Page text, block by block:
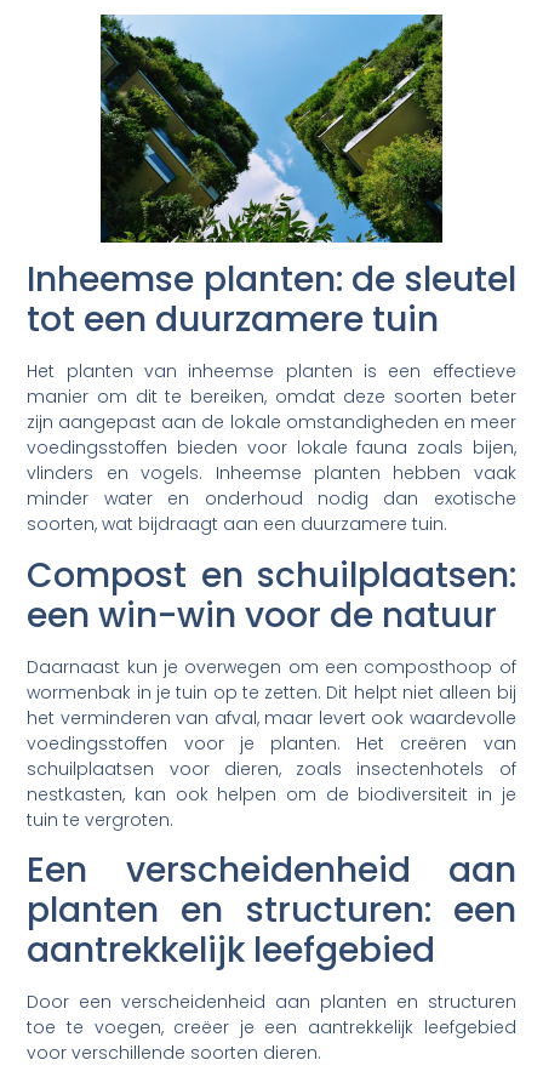
Inheemse planten: de sleutel
tot een duurzamere tuin
Het planten van inheemse planten is een effectieve
manier om dit te bereiken, omdat deze soorten beter
zijn aangepast aan de lokale omstandigheden en meer
voedingsstoffen bieden voor lokale fauna zoals bijen,
vlinders en vogels. Inheemse planten hebben vaak
minder water en onderhoud nodig dan exotische
soorten, wat bijdraagt aan een duurzamere tuin.
Compost en schuilplaatsen:
een win-win voor de natuur
Daarnaast kun je overwegen om een composthoop of
wormenbak in je tuin op te zetten. Dit helpt niet alleen bij
het verminderen van afval, maar levert ook waardevolle
voedingsstoffen voor je planten. Het creëren van
schuilplaatsen voor dieren, zoals insectenhotels of
nestkasten, kan ook helpen om de biodiversiteit in je
tuin te vergroten.
Een verscheidenheid aan
planten en structuren: een
aantrekkelijk leefgebied
Door een verscheidenheid aan planten en structuren
toe te voegen, creëer je een aantrekkelijk leefgebied
voor verschillende soorten dieren.